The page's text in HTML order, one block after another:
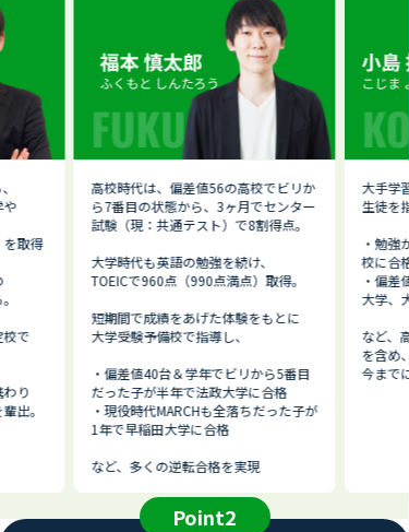
や
を取得
校で
り
出。
高校時代は、偏差値56の高校でビリか
ら7番目の状態から、3ヶ月でセンター
試験（現：共通テスト）で8割得点。
大学時代も英語の勉強を続け、
TOEICで960点（990点満点）取得。
短期間で成績をあげた体験をもとに
大学受験予備校で指導し、
・偏差値40台＆学年でビリから5番目
だった子が半年で法政大学に合格
・現役時代MARCHも全落ちだった子が
1年で早稲田大学に合格
など、多くの逆転合格を実現
大手学
生徒を
・勉強
校に合
・偏差
大学、
など、
を含め、
今まで
Point2